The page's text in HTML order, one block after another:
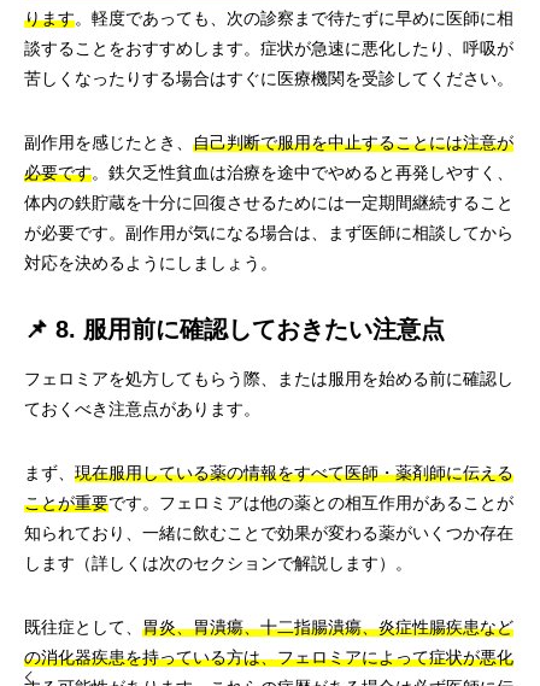
ります。軽度であっても、次の診察まで待たずに早めに医師に相
談することをおすすめします。症状が急速に悪化したり、呼吸が
苦しくなったりする場合はすぐに医療機関を受診してください。
副作用を感じたとき、 自己判断で服用を中止することには注意が
必要です。鉄欠乏性貧血は治療を途中でやめると再発しやすく、
体内の鉄貯蔵を十分に回復させるためには一定期間継続すること
が必要です。副作用が気になる場合は、まず医師に相談してから
対応を決めるようにしましょう。
📌 8. 服用前に確認しておきたい注意点
フェロミアを処方してもらう際、または服用を始める前に確認し
ておくべき注意点があります。
まず、 現在服用している薬の情報をすべて医師・薬剤師に伝える
ことが重要です。フェロミアは他の薬との相互作用があることが
知られており、一緒に飲むことで効果が変わる薬がいくつか存在
します（詳しくは次のセクションで解説します）。
既往症として、 胃炎、胃潰瘍、十二指腸潰瘍、炎症性腸疾患など
の消化器疾患を持っている方は、フェロミアによって症状が悪化